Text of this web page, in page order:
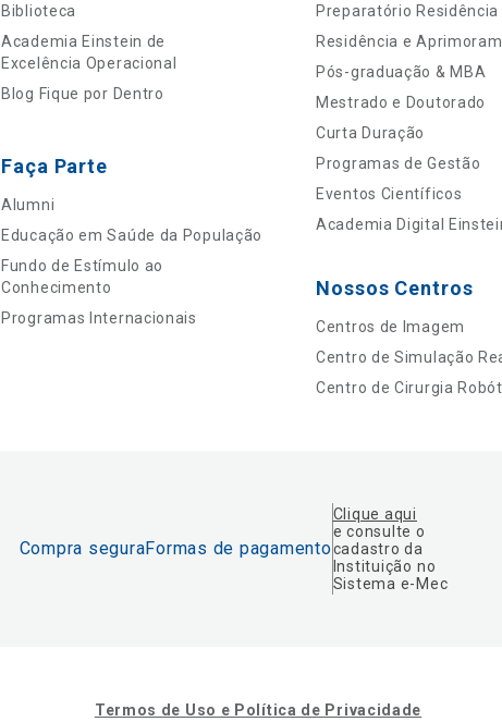
Biblioteca
Academia Einstein de
Excelência Operacional
Blog Fique por Dentro
Faça Parte
Alumni
Educação em Saúde da População
Fundo de Estímulo ao
Conhecimento
Programas Internacionais
Preparatório Residência
Residência e
Pós-graduação & MBA
Mestrado e Doutorado
Curta Duração
Programas de Gestão
Eventos Científicos
Academia Digital
Nossos Centros
Centros de Imagem
Centro de Simulação
Centro de Cirurgia
Compra seguraFormas de pagamento
Clique aqui
e consulte o
cadastro da
Instituição no
Sistema e-Mec
Termos de Uso e Política de Privacidade